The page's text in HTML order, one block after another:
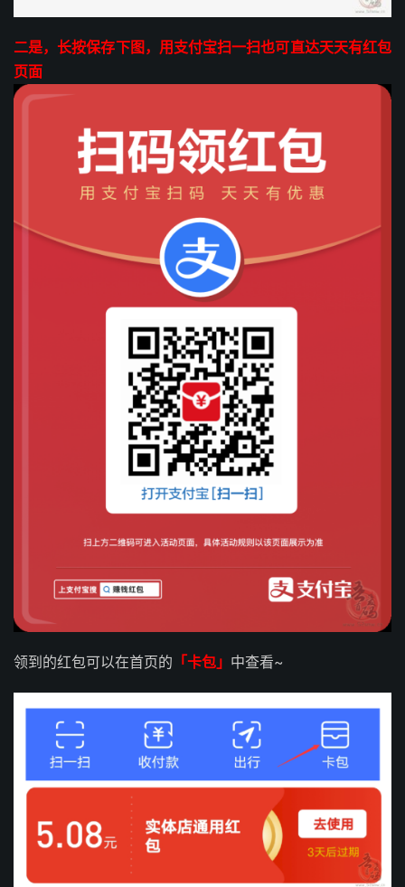
二是，长按保存下图，用支付宝扫一扫也可直达天天有红包
页面
领到的红包可以在首页的 「卡包」 中查看~